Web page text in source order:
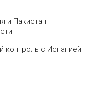
и Пакистан
контроль с Испанией